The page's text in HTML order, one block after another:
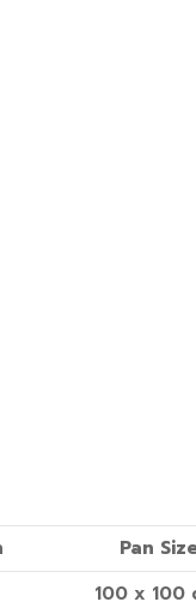
Pan
100 x 100